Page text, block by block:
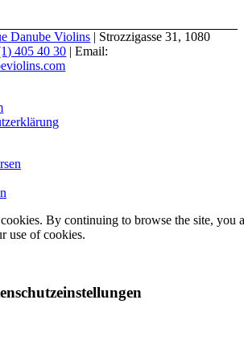
Danube Violins | Strozzigasse 31, 1080
405 40 30 | Email:
By continuing to browse the site, you
use of cookies.